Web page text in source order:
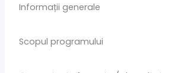
Informații generale
Scopul programului